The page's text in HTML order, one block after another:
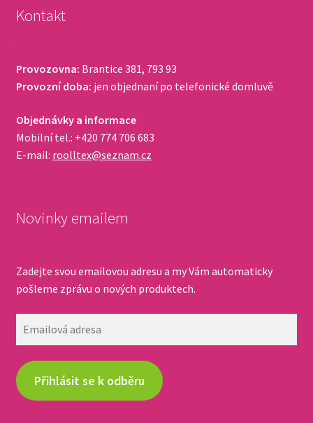
Kontakt
Provozovna: Brantice 381, 793 93
Provozní doba: jen objednaní po telefonické domluvě
Objednávky a informace
Mobilní tel.: +420 774 706 683
E-mail: roolltex@seznam.cz
Novinky emailem
Zadejte svou emailovou adresu a my Vám automaticky
pošleme zprávu o nových produktech.
Přihlásit se k odběru